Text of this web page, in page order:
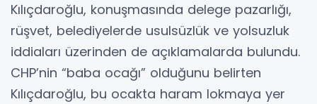
Kılıçdaroğlu, konuşmasında delege pazarlığı,
rüşvet, belediyelerde usulsüzlük ve yolsuzluk
iddiaları üzerinden de açıklamalarda bulundu.
CHP’nin “baba ocağı” olduğunu belirten
Kılıçdaroğlu, bu ocakta haram lokmaya yer